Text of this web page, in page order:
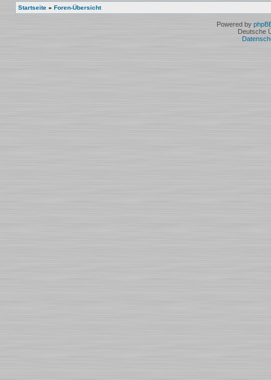
Startseite » Foren-Übersicht
Powered by
Deutsche